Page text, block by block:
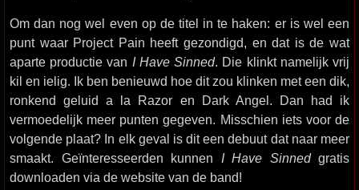
Om dan nog wel even op de titel in te haken: er is wel een
punt waar Project Pain heeft gezondigd, en dat is de wat
aparte productie van I Have Sinned. Die klinkt namelijk vrij
kil en ielig. Ik ben benieuwd hoe dit zou klinken met een dik,
ronkend geluid a la Razor en Dark Angel. Dan had ik
vermoedelijk meer punten gegeven. Misschien iets voor de
volgende plaat? In elk geval is dit een debuut dat naar meer
smaakt. Geïnteresseerden kunnen I Have Sinnedgratis
downloaden via de website van de band!